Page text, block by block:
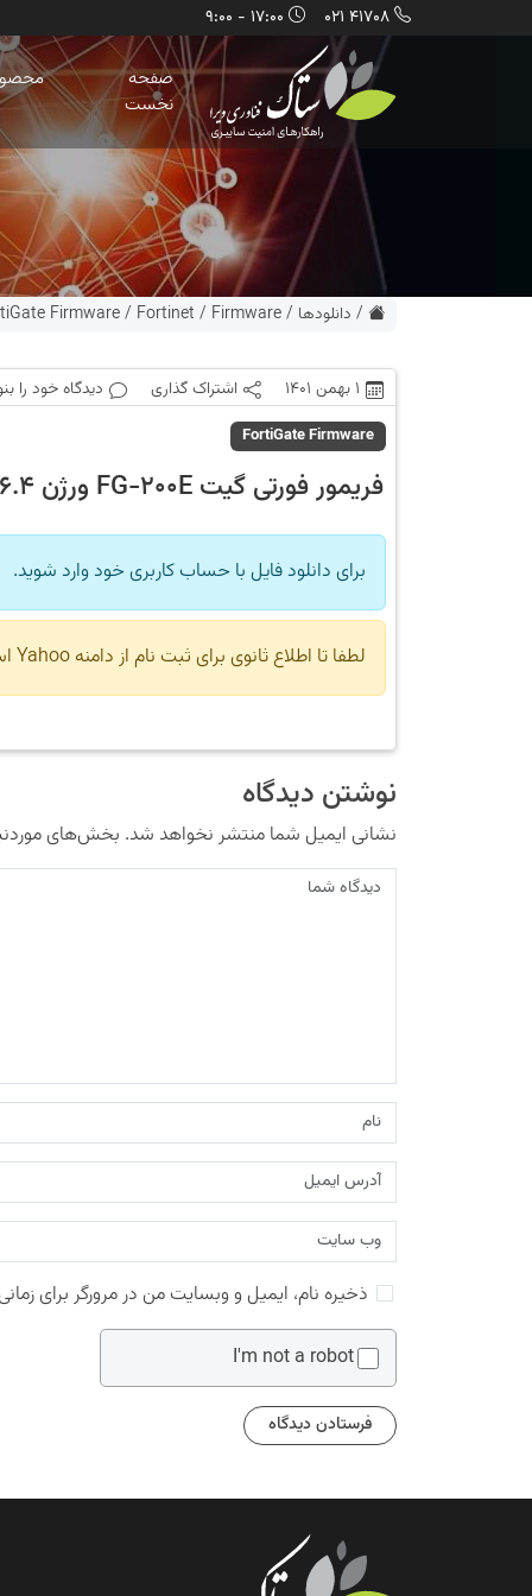
41708 021
صفحه
نخست
/ دانلودها /
Firmware
/
Fortinet
/
Firmware
1 بهمن 1401 اشتراک گذاری دیدگاه خود را
FortiGate Firmware
فریمور فورتی گیت FG-200E ورژن 5.6.4
برای دانلود فایل با حساب کاربری خود وارد شوید.
لطفا تا اطلاع ثانوی برای ثبت نام از دامنه Yahoo استفاده نکنید.
نوشتن دیدگاه
نشانی ایمیل شما منتشر نخواهد شد. بخش‌های
ذخیره نام، ایمیل و وبسایت من در مرورگر برای
I'm not a robot